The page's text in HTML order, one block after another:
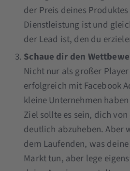
der Preis deines
Dienstleistung ist und
der Lead ist, den du
Schaue dir den
Nicht nur als großer
erfolgreich mit Facebook
kleine Unternehmen
Ziel sollte es sein, dich
deutlich abzuheben. Aber
dem Laufenden, was
Markt tun, aber lege